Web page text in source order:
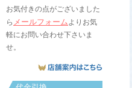
お気付きの点がございました
ら メールフォームよりお気
軽にお問い合わせ下さいま
せ。